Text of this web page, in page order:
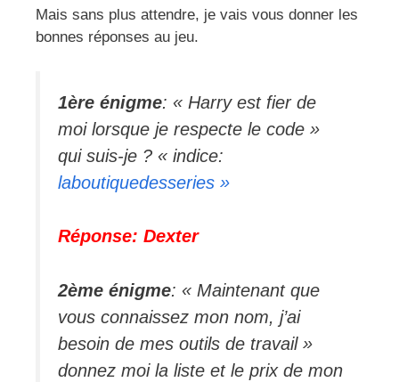
Mais sans plus attendre, je vais vous donner les
bonnes réponses au jeu.
1ère énigme: « Harry est fier de
moi lorsque je respecte le code »
qui suis-je ? « indice:
laboutiquedesseries »
Réponse: Dexter
2ème énigme: « Maintenant que
vous connaissez mon nom, j’ai
besoin de mes outils de travail »
donnez moi la liste et le prix de mon